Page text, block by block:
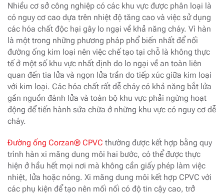
Nhiều cơ sở công nghiệp có các khu vực được phân loại là
có nguy cơ cao dựa trên nhiệt độ tăng cao và việc sử dụng
các hóa chất độc hại gây lo ngại về khả năng cháy. Vì hàn
là một trong những phương pháp phổ biến nhất để nối
đường ống kim loại nên việc chế tạo tại chỗ là không thực
tế ở một số khu vực nhất định do lo ngại về an toàn liên
quan đến tia lửa và ngọn lửa trần do tiếp xúc giữa kim loại
với kim loại. Các hóa chất rất dễ cháy có khả năng bắt lửa
gần nguồn đánh lửa và toàn bộ khu vực phải ngừng hoạt
động để tiến hành sửa chữa ở những khu vực có nguy cơ dễ
cháy.
Đường ống Corzan® CPVC thường được kết hợp bằng quy
trình hàn xi măng dung môi hai bước, có thể được thực
hiện ở hầu hết mọi nơi mà không cần giấy phép làm việc
nhiệt, lửa hoặc nóng. Xi măng dung môi kết hợp CPVC với
các phụ kiện để tạo nên mối nối có độ tin cậy cao, trở